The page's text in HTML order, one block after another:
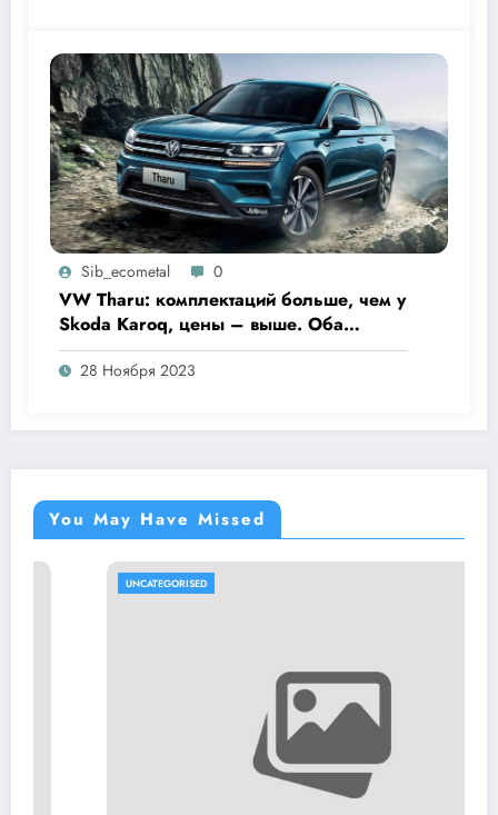
Sib_ecometal 0
VW Tharu: комплектаций больше, чем у
Skoda Karoq, цены – выше. Оба
кросса пропишутся в России
28 Ноября 2023
You May Have Missed
UNCATEGORISED